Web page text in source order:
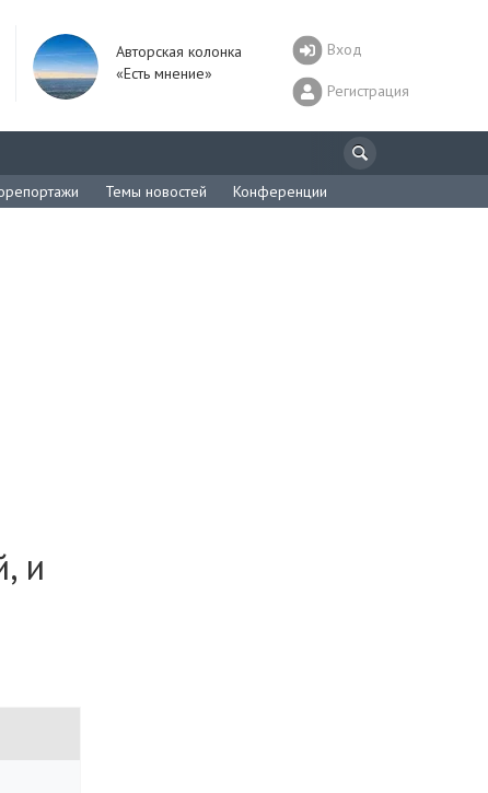
Авторская колонка
«Есть мнение»
Вход
Регистрация
Темы новостей Конференции
и